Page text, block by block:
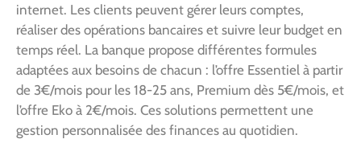
internet. Les clients peuvent gérer leurs comptes,
réaliser des opérations bancaires et suivre leur budget en
temps réel. La banque propose différentes formules
adaptées aux besoins de chacun : l’offre Essentiel à partir
de 3€/mois pour les 18-25 ans, Premium dès 5€/mois, et
l’offre Eko à 2€/mois. Ces solutions permettent une
gestion personnalisée des finances au quotidien.